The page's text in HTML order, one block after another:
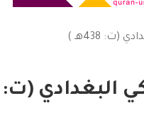
438هـ )
(ت: 438هـ )